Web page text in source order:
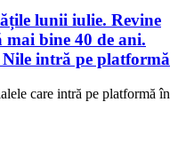
lunii iulie. Revine
bine 40 de ani.
intră pe platformă
care intră pe platformă în